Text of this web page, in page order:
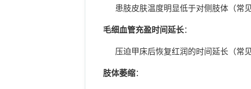
患肢皮肤温度明显低于对侧肢体（常
毛细血管充盈时间延长：
压迫甲床后恢复红润的时间延长（常
肢体萎缩：